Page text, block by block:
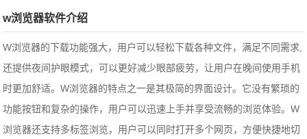
w浏览器软件介绍
W浏览器的下载功能强大，用户可以轻松下载各种文件，满足不同需求,
还提供夜间护眼模式，可以更好减少眼部疲劳，让用户在晚间使用手机
时更加舒适。W浏览器的特点之一是其极简的界面设计。它没有繁琐的
功能按钮和复杂的操作，用户可以迅速上手并享受流畅的浏览体验。W
浏览器还支持多标签浏览，用户可以同时打开多个网页，方便快捷地切